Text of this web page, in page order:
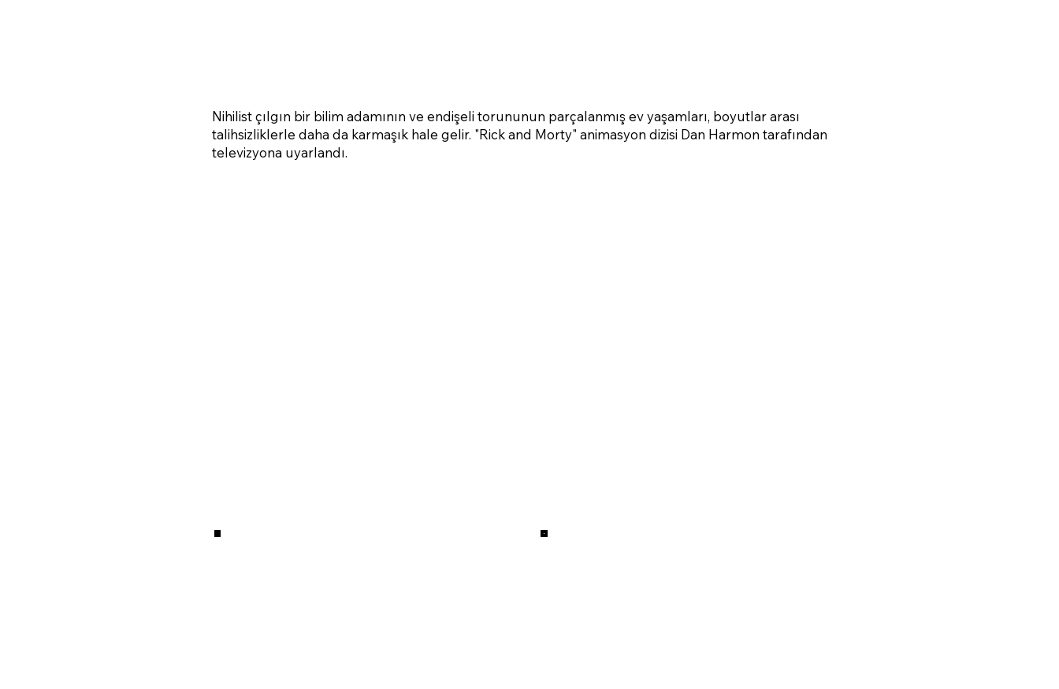
Nihilist çılgın bir bilim adamının ve endişeli torununun parçalanmış ev yaşamları, boyutlar arası
talihsizliklerle daha da karmaşık hale gelir. "Rick and Morty" animasyon dizisi Dan Harmon tarafından
televizyona uyarlandı.